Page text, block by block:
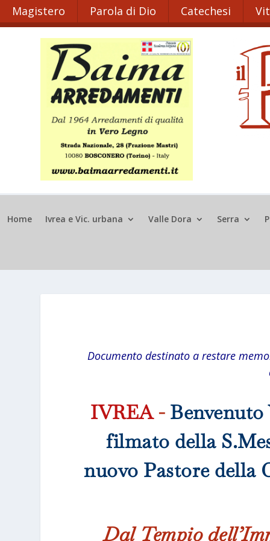
Magistero Parola di Dio Catechesi
Home Ivrea e Vic. urbana Valle Dora Serra
Documento destinato a restare
IVREA-
filmato della
nuovo Pastore della
Dal Tempio